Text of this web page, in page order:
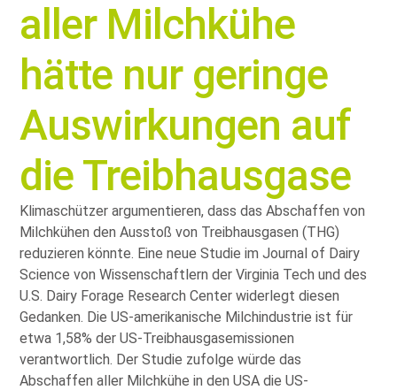
aller Milchkühe
hätte nur geringe
Auswirkungen auf
die Treibhausgase
Klimaschützer argumentieren, dass das Abschaffen von
Milchkühen den Ausstoß von Treibhausgasen (THG)
reduzieren könnte. Eine neue Studie im Journal of Dairy
Science von Wissenschaftlern der Virginia Tech und des
U.S. Dairy Forage Research Center widerlegt diesen
Gedanken. Die US-amerikanische Milchindustrie ist für
etwa 1,58% der US-Treibhausgasemissionen
verantwortlich. Der Studie zufolge würde das
Abschaffen aller Milchkühe in den USA die US-